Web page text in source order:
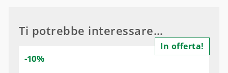
Ti potrebbe interessare…
In offerta!
-10%